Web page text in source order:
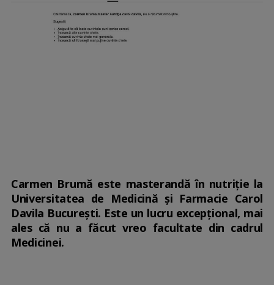
Carmen Brumă este masterandă în nutriție la
Universitatea de Medicină și Farmacie Carol
Davila București. Este un lucru excepțional, mai
ales că nu a făcut vreo facultate din cadrul
Medicinei.